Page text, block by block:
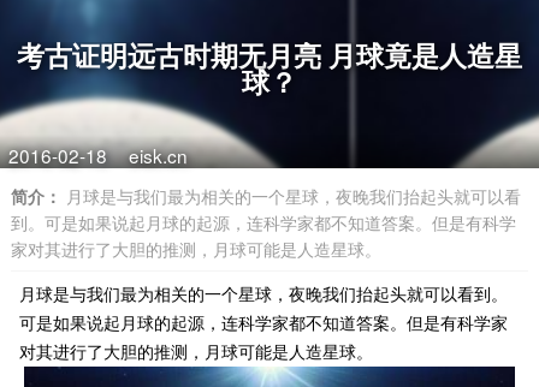
考古证明远古时期无月亮 月球竟是人造星
球？
2016-02-18 eisk.cn
简介： 月球是与我们最为相关的一个星球，夜晚我们抬起头就可以看
到。可是如果说起月球的起源，连科学家都不知道答案。但是有科学
家对其进行了大胆的推测，月球可能是人造星球。
月球是与我们最为相关的一个星球，夜晚我们抬起头就可以看到。
可是如果说起月球的起源，连科学家都不知道答案。但是有科学家
对其进行了大胆的推测，月球可能是人造星球。